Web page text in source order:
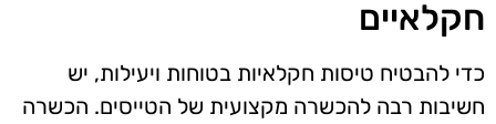
חקלאיים
כדי להבטיח טיסות חקלאיות בטוחות ויעילות, יש
חשיבות רבה להכשרה מקצועית של הטייסים. הכשרה